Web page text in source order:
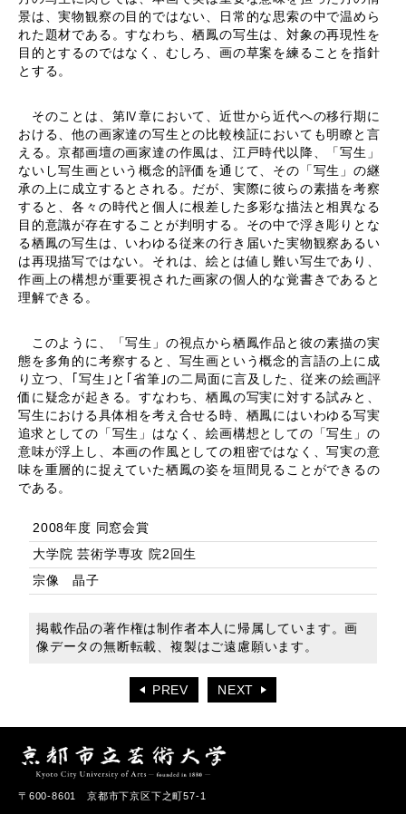
景は、実物観察の目的ではない、日常的な思索の中で温めら
れた題材である。すなわち、栖鳳の写生は、対象の再現性を
目的とするのではなく、むしろ、画の草案を練ることを指針
とする。
そのことは、第Ⅳ章において、近世から近代への移行期に
おける、他の画家達の写生との比較検証においても明瞭と言
える。京都画壇の画家達の作風は、江戸時代以降、「写生」
ないし写生画という概念的評価を通じて、その「写生」の継
承の上に成立するとされる。だが、実際に彼らの素描を考察
すると、各々の時代と個人に根差した多彩な描法と相異なる
目的意識が存在することが判明する。その中で浮き彫りとな
る栖鳳の写生は、いわゆる従来の行き届いた実物観察あるい
は再現描写ではない。それは、絵とは値し難い写生であり、
作画上の構想が重要視された画家の個人的な覚書きであると
理解できる。
このように、「写生」の視点から栖鳳作品と彼の素描の実
態を多角的に考察すると、写生画という概念的言語の上に成
り立つ、｢写生｣と｢省筆｣の二局面に言及した、従来の絵画評
価に疑念が起きる。すなわち、栖鳳の写実に対する試みと、
写生における具体相を考え合せる時、栖鳳にはいわゆる写実
追求としての「写生」はなく、絵画構想としての「写生」の
意味が浮上し、本画の作風としての粗密ではなく、写実の意
味を重層的に捉えていた栖鳳の姿を垣間見ることができるの
である。
2008年度 同窓会賞
大学院 芸術学専攻 院2回生
宗像 晶子
掲載作品の著作権は制作者本人に帰属しています。画
像データの無断転載、複製はご遠慮願います。
PREV NEXT
〒600-8601 京都市下京区下之町57-1